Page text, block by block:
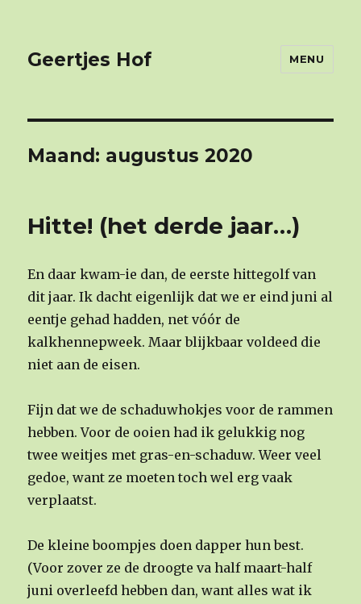
Geertjes Hof MENU
Maand: augustus 2020
Hitte! (het derde jaar…)
En daar kwam-ie dan, de eerste hittegolf van
dit jaar. Ik dacht eigenlijk dat we er eind juni al
eentje gehad hadden, net vóór de
kalkhennepweek. Maar blijkbaar voldeed die
niet aan de eisen.
Fijn dat we de schaduwhokjes voor de rammen
hebben. Voor de ooien had ik gelukkig nog
twee weitjes met gras-en-schaduw. Weer veel
gedoe, want ze moeten toch wel erg vaak
verplaatst.
De kleine boompjes doen dapper hun best.
(Voor zover ze de droogte va half maart-half
juni overleefd hebben dan, want alles wat ik